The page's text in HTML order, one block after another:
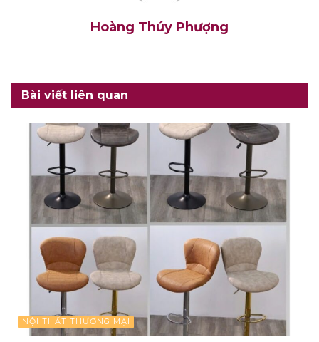
Hoàng Thúy Phượng
Bài viết liên quan
NỘI THẤT THƯƠNG MẠI